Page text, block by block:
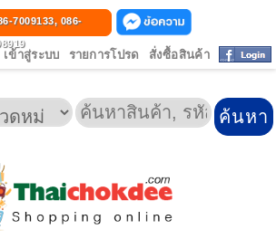
7009133, 086-
เข้าสู่ระบบ รายการโปรด สั่งซื้อสินค้า